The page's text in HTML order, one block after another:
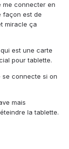
me connecter en
façon est de
miracle ça
est une carte
pour tablette.
se connecte si on
mais
la tablette.